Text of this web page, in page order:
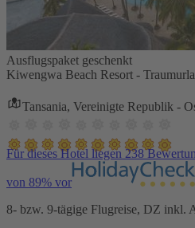
Ausflugspaket geschenkt
Kiwengwa Beach Resort -
Tansania, Vereinigte Republik -
Für dieses Hotel liegen 238
von 89% vor
8- bzw. 9-tägige Flugreise, DZ inkl.